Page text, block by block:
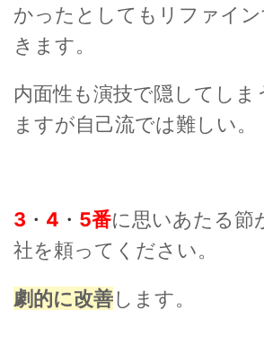
かったとしてもリファイ
きます。
内面性も演技で隠してしま
ますが自己流では難しい。
3 ・ 4 ・ 5番に思いあたる節
社を頼ってください。
劇的に改善します。